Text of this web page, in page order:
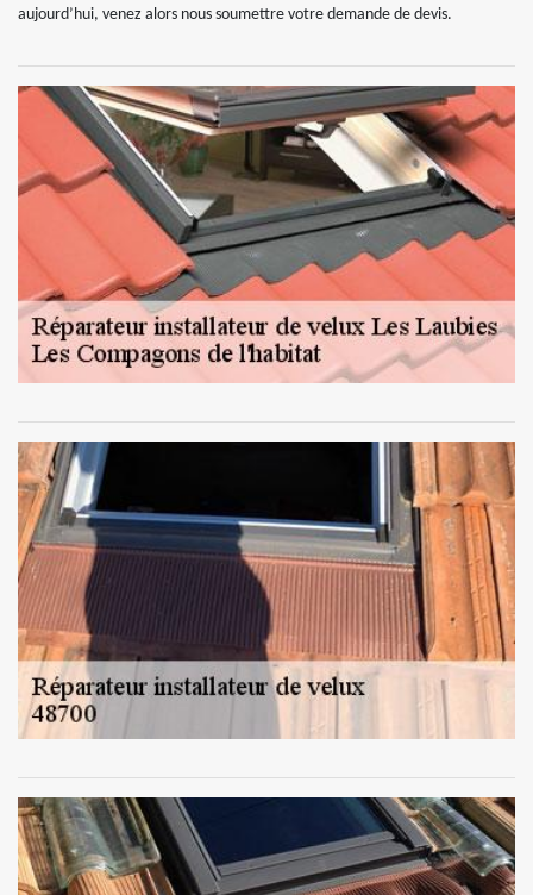
aujourd’hui, venez alors nous soumettre votre demande de devis.